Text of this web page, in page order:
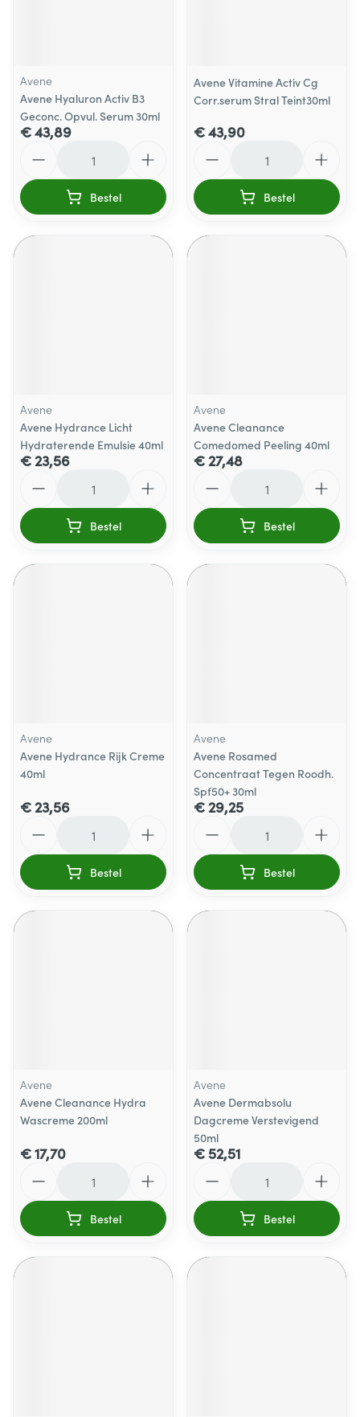
Avene
Avene Hyaluron Activ B3
Geconc. Opvul. Serum 30ml
€ 43,89
Bestel
Avene Vitamine Activ Cg
Corr.serum Stral Teint30ml
€ 43,90
Bestel
Avene
Avene Hydrance Licht
Hydraterende Emulsie 40ml
€ 23,56
Bestel
Avene
Avene Cleanance
Comedomed Peeling 40ml
€ 27,48
Bestel
Avene
Avene Hydrance Rijk Creme
40ml
€ 23,56
Bestel
Avene
Avene Rosamed
Concentraat Tegen Roodh.
Spf50+ 30ml
€ 29,25
Bestel
Avene
Avene Cleanance Hydra
Wascreme 200ml
€ 17,70
Bestel
Avene
Avene Dermabsolu
Dagcreme Verstevigend
50ml
€ 52,51
Bestel